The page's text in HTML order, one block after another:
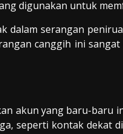
digunakan untuk
dalam serangan
canggih ini
akun yang baru-baru
seperti kontak dekat